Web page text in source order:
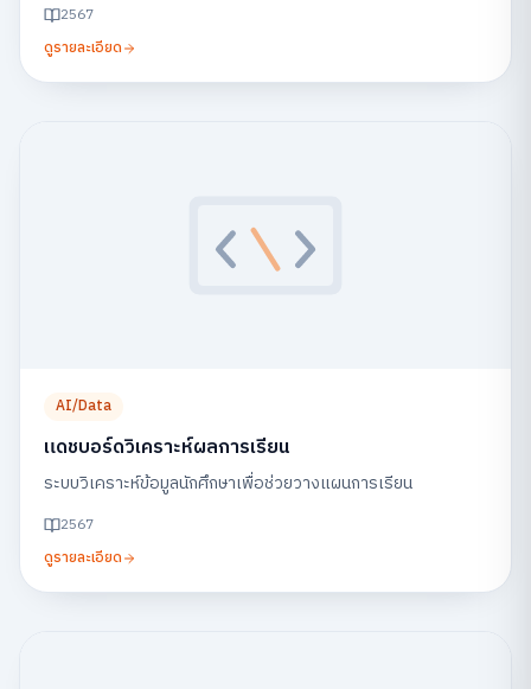
2567
ดูรายละเอียด
AI/Data
แดชบอร์ดวิเคราะห์ผลการเรียน
ระบบวิเคราะห์ข้อมูลนักศึกษาเพื่อช่วยวางแผนการเรียน
2567
ดูรายละเอียด